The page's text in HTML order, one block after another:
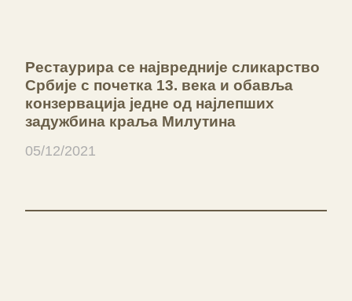
Рестаурира се највредније сликарство
Србије с почетка 13. века и обавља
конзервација једне од најлепших
задужбина краља Милутина
05/12/2021